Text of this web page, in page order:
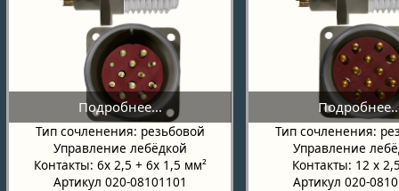
Тип сочленения: резьбовой
Управление лебёдкой
Контакты: 6x 2,5 + 6x 1,5 мм²
Артикул 020-08101101
Тип сочленения:
Управление
Контакты: 12 x
Артикул 020-